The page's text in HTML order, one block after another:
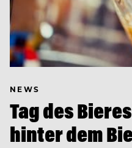
NEWS
Tag des
hinter dem